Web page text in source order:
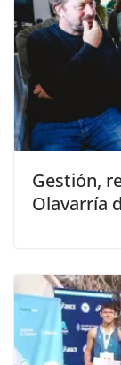
Gestión,
Olavarría